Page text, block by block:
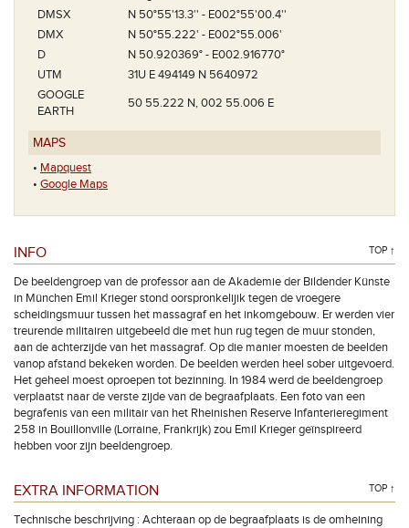
DMSX
N 50°55'13.3'' - E002°55'00.4''
DMX
N 50°55.222' - E002°55.006'
D
N 50.920369° - E002.916770°
UTM
31U E 494149 N 5640972
GOOGLE
EARTH
50 55.222 N, 002 55.006 E
MAPS
• Mapquest
• Google Maps
INFO TOP ↑
De beeldengroep van de professor aan de Akademie der Bildender Künste
in München Emil Krieger stond oorspronkelijik tegen de vroegere
scheidingsmuur tussen het massagraf en het inkomgebouw. Er werden vier
treurende militairen uitgebeeld die met hun rug tegen de muur stonden,
aan de achterzijde van het massagraf. Op die manier moesten de beelden
vanop afstand bekeken worden. De beelden werden heel sober uitgevoerd.
Het geheel moest oproepen tot bezinning. In 1984 werd de beeldengroep
verplaatst naar de verste zijde van de begraafplaats. Een foto van een
begrafenis van een militair van het Rheinishen Reserve Infanterieregiment
258 in Bouillonville (Lorraine, Frankrijk) zou Emil Krieger geïnspireerd
hebben voor zijn beeldengroep.
EXTRA INFORMATION TOP ↑
Technische beschrijving : Achteraan op de begraafplaats is de omheining